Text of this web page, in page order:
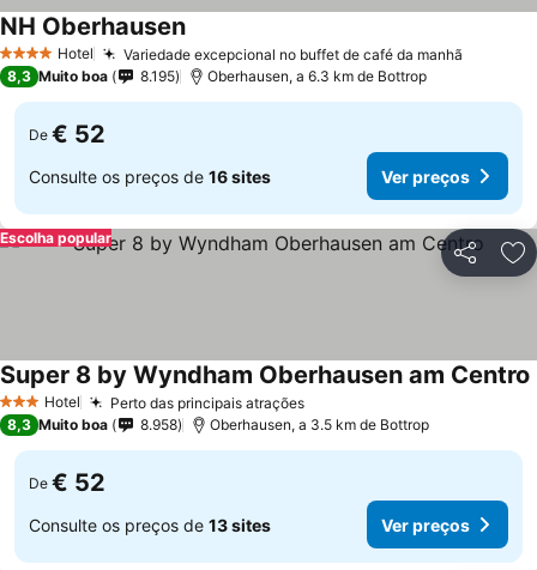
4 EstrelasHotel Variedade excepcional no buffet de café da manhã
NH OberhausenVer preços
8,3 Muito boa 8.195 Oberhausen, a 6.3 km de Bottrop
De € 52
Consulte os preços de 16 sites Ver preços
Partilhar
Escolha popular
3 EstrelasHotel Perto das principais atraçõesVer preços
Super 8 by Wyndham Oberhausen am Centro
8,3 Muito boa 8.958 Oberhausen, a 3.5 km de Bottrop
De € 52
Consulte os preços de 13 sites Ver preços